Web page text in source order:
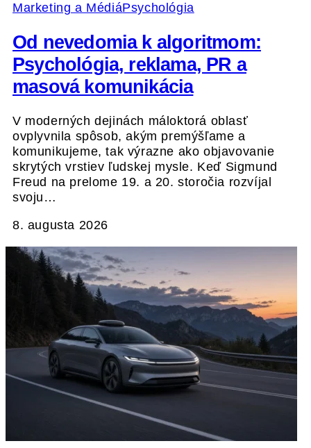
Marketing a MédiáPsychológia
Od nevedomia k algoritmom:
Psychológia, reklama, PR a
masová komunikácia
V moderných dejinách máloktorá oblasť
ovplyvnila spôsob, akým premýšľame a
komunikujeme, tak výrazne ako objavovanie
skrytých vrstiev ľudskej mysle. Keď Sigmund
Freud na prelome 19. a 20. storočia rozvíjal
svoju…
8. augusta 2026